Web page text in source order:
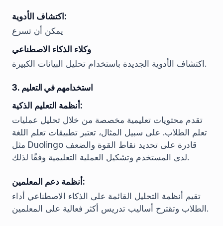
اكتشاف الأدوية:
يمكن أن تسرع
وكلاء الذكاء الاصطناعي
اكتشاف الأدوية الجديدة باستخدام تحليل البيانات الكبيرة.
3. استخدامهم في التعليم
أنظمة التعليم الذكية:
تقدم محتويات تعليمية مخصصة من خلال تحليل عمليات
تعلم الطلاب. على سبيل المثال، تعتبر تطبيقات تعلم اللغة
مثل Duolingo قادرة على تحديد نقاط القوة والضعف
لدى المستخدم وتشكيل العملية التعليمية وفقًا لذلك.
أنظمة دعم المعلمين:
تقيم أنظمة التحليل القائمة على الذكاء الاصطناعي أداء
الطلاب وتقترح أساليب تدريس أكثر فعالية على المعلمين.